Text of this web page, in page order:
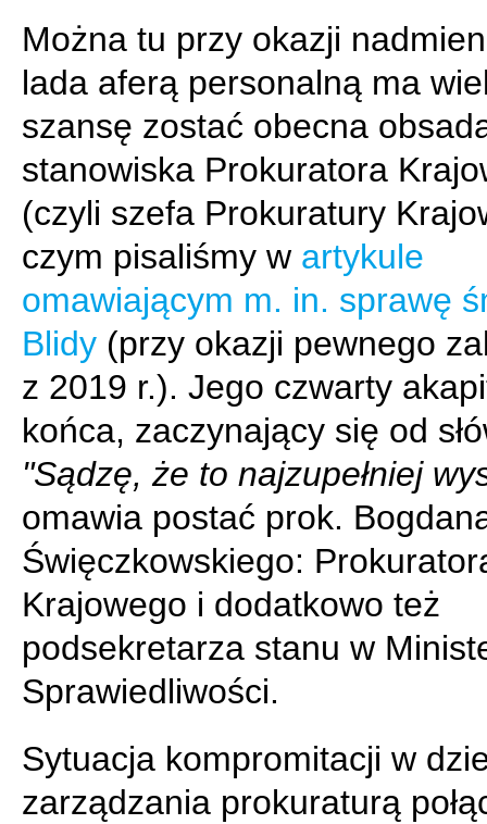
Można tu przy okazji
lada aferą personalną ma
szansę zostać obecna
stanowiska Prokuratora
(czyli szefa Prokuratury
czym pisaliśmy w artykule
omawiającym m. in. sprawę
Blidy (przy okazji pewnego
z 2019 r.). Jego czwarty
końca, zaczynający się od
"Sądzę, że to najzupełniej
omawia postać prok.
Święczkowskiego:
Krajowego i dodatkowo też
podsekretarza stanu w
Sprawiedliwości.
Sytuacja kompromitacji w
zarządzania prokuraturą